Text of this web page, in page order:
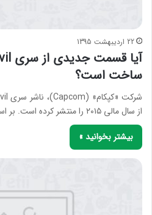
22 اردیبهشت 1395
ساخت است؟
از سال مالی ۲۰۱۵ را منتشر کرده است. بر اساس…
بیشتر بخوانید »